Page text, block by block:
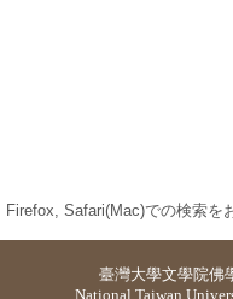
Firefox, Safari(Mac)での検索を
臺灣大學文學院佛
National Taiwan